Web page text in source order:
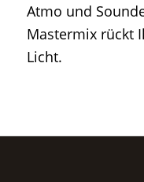
Atmo und
Mastermix rückt
Licht.